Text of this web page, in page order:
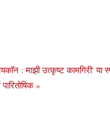
: माझी उत्कृष्ट कामगिरी' या
»